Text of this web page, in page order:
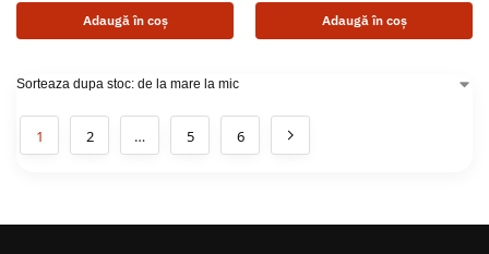
Adaugă în coș Adaugă în coș
1 2 … 5 6